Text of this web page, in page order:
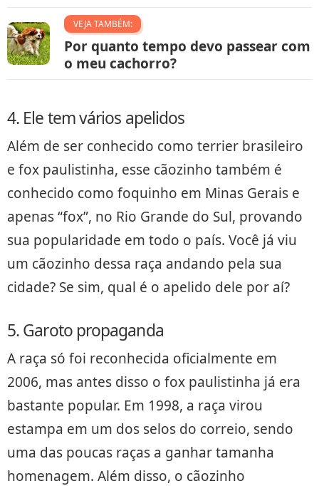
VEJA TAMBÉM:
Por quanto tempo devo passear com
o meu cachorro?
4. Ele tem vários apelidos
Além de ser conhecido como terrier brasileiro
e fox paulistinha, esse cãozinho também é
conhecido como foquinho em Minas Gerais e
apenas “fox”, no Rio Grande do Sul, provando
sua popularidade em todo o país. Você já viu
um cãozinho dessa raça andando pela sua
cidade? Se sim, qual é o apelido dele por aí?
5. Garoto propaganda
A raça só foi reconhecida oficialmente em
2006, mas antes disso o fox paulistinha já era
bastante popular. Em 1998, a raça virou
estampa em um dos selos do correio, sendo
uma das poucas raças a ganhar tamanha
homenagem. Além disso, o cãozinho